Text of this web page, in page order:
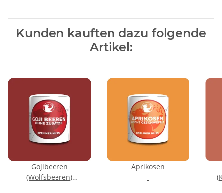
Kunden kauften dazu folgende
Artikel:
Gojibeeren
(Wolfsbeeren)
Aprikosen